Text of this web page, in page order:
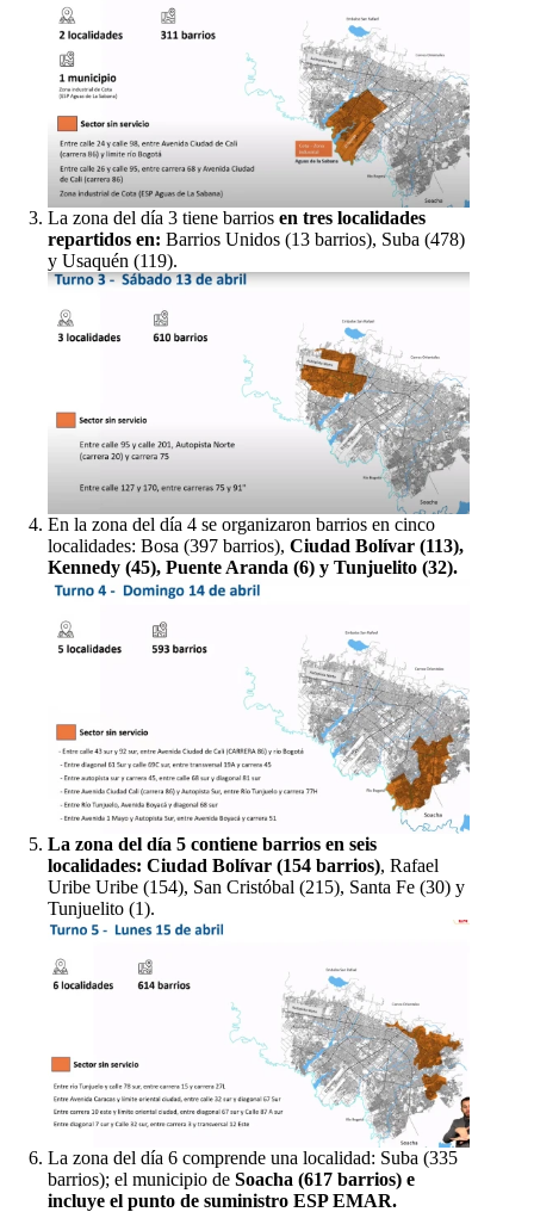
La zona del día 3 tiene barrios en tres localidades
repartidos en: Barrios Unidos (13 barrios), Suba (478)
y Usaquén (119).
En la zona del día 4 se organizaron barrios en cinco
localidades: Bosa (397 barrios), Ciudad Bolívar (113),
Kennedy (45), Puente Aranda (6) y Tunjuelito (32).
La zona del día 5 contiene barrios en seis
localidades: Ciudad Bolívar (154 barrios), Rafael
Uribe Uribe (154), San Cristóbal (215), Santa Fe (30) y
Tunjuelito (1).
La zona del día 6 comprende una localidad: Suba (335
barrios); el municipio de Soacha (617 barrios) e
incluye el punto de suministro ESP EMAR.